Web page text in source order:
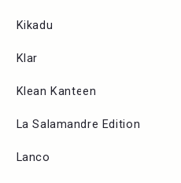
Kikadu
Klar
Klean Kanteen
La Salamandre Edition
Lanco